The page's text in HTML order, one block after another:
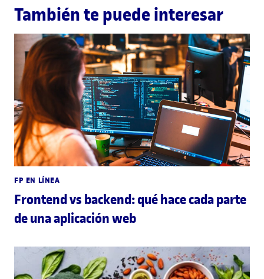
También te puede interesar
FP EN LÍNEA
Frontend vs backend: qué hace cada parte
de una aplicación web